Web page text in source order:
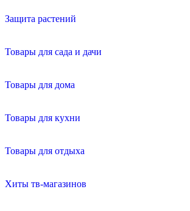
Защита растений
Товары для сада и дачи
Товары для дома
Товары для кухни
Товары для отдыха
Хиты тв-магазинов